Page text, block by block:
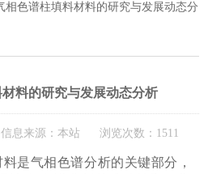
色谱柱填料材料的研究与发展动态分
料的研究与发展动态分析
息来源：本站 浏览次数：1511
料是气相色谱分析的关键部分，